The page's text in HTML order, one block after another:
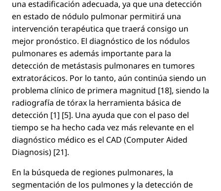
una estadiﬁcación adecuada, ya que una detección
en estado de nódulo pulmonar permitirá una
intervención terapéutica que traerá consigo un
mejor pronóstico. El diagnóstico de los nódulos
pulmonares es además importante para la
detección de metástasis pulmonares en tumores
extratorácicos. Por lo tanto, aún continúa siendo un
problema clínico de primera magnitud [18], siendo la
radiografía de tórax la herramienta básica de
detección [1] [5]. Una ayuda que con el paso del
tiempo se ha hecho cada vez más relevante en el
diagnóstico médico es el CAD (Computer Aided
Diagnosis) [21].
En la búsqueda de regiones pulmonares, la
segmentación de los pulmones y la detección de